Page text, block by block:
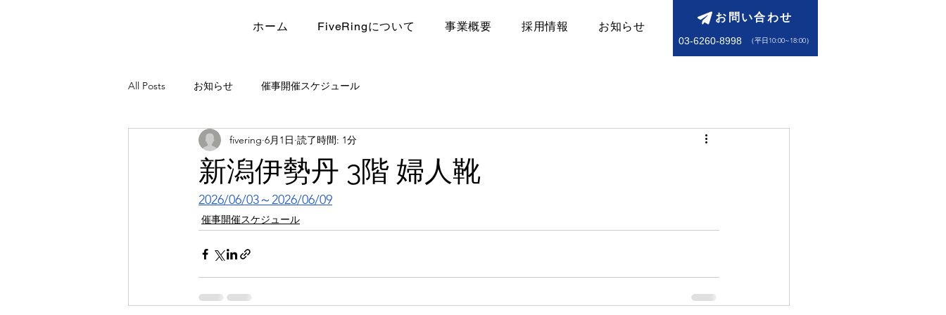
ホーム FiveRingについて ​事業概要 採用情報 お知らせ
お問い合わせ
03-6260-8998 ​（平日10:00~18:00）
All Posts お知らせ 催事開催スケジュール
新潟伊勢丹 3階 婦人靴
fivering 6月1日 読了時間: 1分
2026/06/03～2026/06/09
催事開催スケジュール